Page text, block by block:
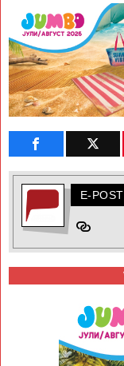
E-POST